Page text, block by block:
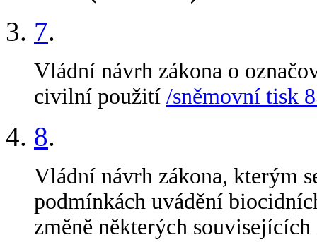
7.
Vládní návrh zákona o
civilní použití /sněmovní tisk
8.
Vládní návrh zákona, kterým
podmínkách uvádění
změně některých